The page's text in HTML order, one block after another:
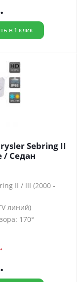
в 1 клик
Sebring II
/ Седан
II / III (2000 -
линий)
170°